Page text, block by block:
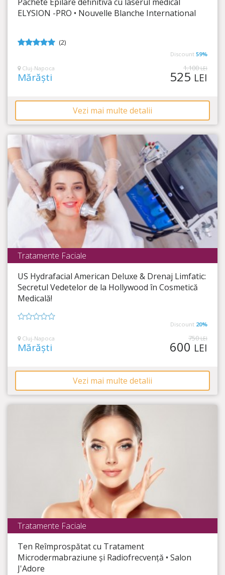
Timp Rămas
3:50:43
ELYSION -PRO • Nouvelle Blanche International
(2)
Discount 59%
Cluj-Napoca
Mărăști
1.100LEI
525 LEI
Vezi mai multe detalii
Timp Rămas
3:50:43
Tratamente Faciale
US Hydrafacial American Deluxe & Drenaj Limfatic:
Secretul Vedetelor de la Hollywood în Cosmetică
Medicală!
din
5
Discount 20%
Cluj-Napoca
Mărăști
750LEI
600 LEI
Vezi mai multe detalii
Timp Rămas
27:50:43
Tratamente Faciale
Ten Reîmprospătat cu Tratament
Microdermabraziune și Radiofrecvență • Salon
J'Adore